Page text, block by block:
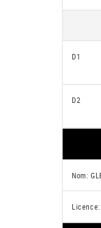
D1
D2
Nom: